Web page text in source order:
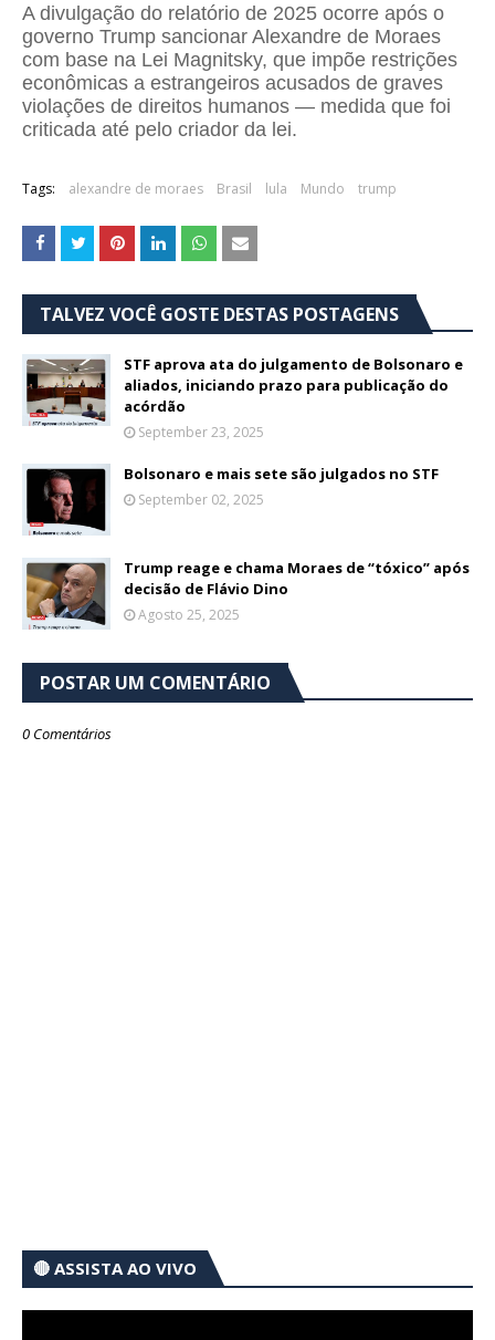
A divulgação do relatório de 2025 ocorre após o
governo Trump sancionar Alexandre de Moraes
com base na Lei Magnitsky, que impõe restrições
econômicas a estrangeiros acusados de graves
violações de direitos humanos — medida que foi
criticada até pelo criador da lei.
Tags: alexandre de moraes Brasil lula Mundo trump
TALVEZ VOCÊ GOSTE DESTAS POSTAGENS
STF aprova ata do julgamento de Bolsonaro e
aliados, iniciando prazo para publicação do
acórdão
September 23, 2025
Bolsonaro e mais sete são julgados no STF
September 02, 2025
Trump reage e chama Moraes de “tóxico” após
decisão de Flávio Dino
Agosto 25, 2025
POSTAR UM COMENTÁRIO
0 Comentários
🔴 ASSISTA AO VIVO